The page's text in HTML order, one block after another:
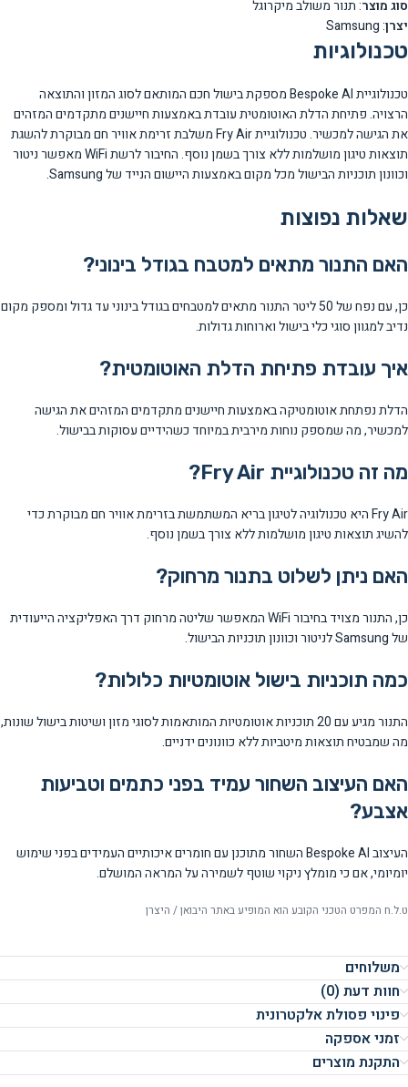
סוג מוצר: תנור משולב מיקרוגל
יצרן: Samsung
טכנולוגיות
טכנולוגיית Bespoke AI מספקת בישול חכם המותאם לסוג המזון והתוצאה
הרצויה. פתיחת הדלת האוטומטית עובדת באמצעות חיישנים מתקדמים המזהים
את הגישה למכשיר. טכנולוגיית Fry Air משלבת זרימת אוויר חם מבוקרת להשגת
תוצאות טיגון מושלמות ללא צורך בשמן נוסף. החיבור לרשת WiFi מאפשר ניטור
וכוונון תוכניות הבישול מכל מקום באמצעות היישום הנייד של Samsung.
שאלות נפוצות
האם התנור מתאים למטבח בגודל בינוני?
כן, עם נפח של 50 ליטר התנור מתאים למטבחים בגודל בינוני עד גדול ומספק מקום
נדיב למגוון סוגי כלי בישול וארוחות גדולות.
איך עובדת פתיחת הדלת האוטומטית?
הדלת נפתחת אוטומטיקה באמצעות חיישנים מתקדמים המזהים את הגישה
למכשיר, מה שמספק נוחות מירבית במיוחד כשהידיים עסוקות בבישול.
מה זה טכנולוגיית Fry Air?
Fry Air היא טכנולוגיה לטיגון בריא המשתמשת בזרימת אוויר חם מבוקרת כדי
להשיג תוצאות טיגון מושלמות ללא צורך בשמן נוסף.
האם ניתן לשלוט בתנור מרחוק?
כן, התנור מצויד בחיבור WiFi המאפשר שליטה מרחוק דרך האפליקציה הייעודית
של Samsung לניטור וכוונון תוכניות הבישול.
כמה תוכניות בישול אוטומטיות כלולות?
התנור מגיע עם 20 תוכניות אוטומטיות המותאמות לסוגי מזון ושיטות בישול שונות,
מה שמבטיח תוצאות מיטביות ללא כוונונים ידניים.
האם העיצוב השחור עמיד בפני כתמים וטביעות
אצבע?
העיצוב Bespoke AI השחור מתוכנן עם חומרים איכותיים העמידים בפני שימוש
יומיומי, אם כי מומלץ ניקוי שוטף לשמירה על המראה המושלם.
ט.ל.ח המפרט הטכני הקובע הוא המופיע באתר היבואן / היצרן
משלוחים
חוות דעת (0)
פינוי פסולת אלקטרונית
זמני אספקה
התקנת מוצרים